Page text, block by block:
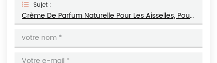
Sujet :
Crème De Parfum Naturelle Pour Les Aisselles, Pour Une Élimination Durable Des Odeurs, Bâton Solide Anti-Transpirant, Vente En Gros